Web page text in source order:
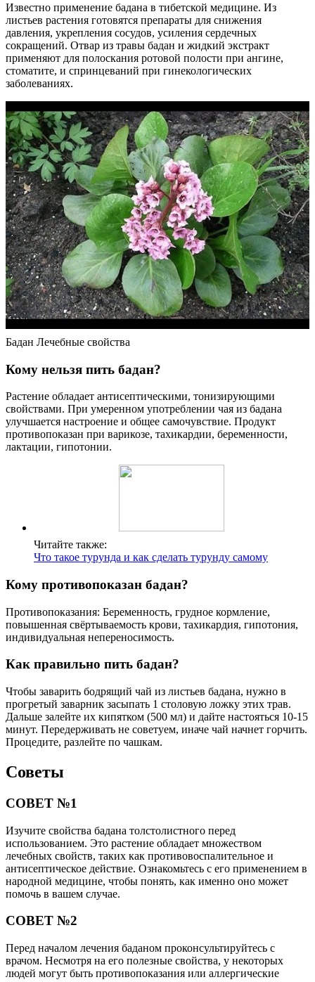
Известно применение бадана в тибетской медицине. Из
листьев растения готовятся препараты для снижения
давления, укрепления сосудов, усиления сердечных
сокращений. Отвар из травы бадан и жидкий экстракт
применяют для полоскания ротовой полости при ангине,
стоматите, и спринцеваний при гинекологических
заболеваниях.
Бадан Лечебные свойства
Кому нельзя пить бадан?
Растение обладает антисептическими, тонизирующими
свойствами. При умеренном употреблении чая из бадана
улучшается настроение и общее самочувствие. Продукт
противопоказан при варикозе, тахикардии, беременности,
лактации, гипотонии.
Читайте также:
Что такое турунда и как сделать турунду самому
Кому противопоказан бадан?
Противопоказания: Беременность, грудное кормление,
повышенная свёртываемость крови, тахикардия, гипотония,
индивидуальная непереносимость.
Как правильно пить бадан?
Чтобы заварить бодрящий чай из листьев бадана, нужно в
прогретый заварник засыпать 1 столовую ложку этих трав.
Дальше залейте их кипятком (500 мл) и дайте настояться 10-15
минут. Передерживать не советуем, иначе чай начнет горчить.
Процедите, разлейте по чашкам.
Советы
СОВЕТ №1
Изучите свойства бадана толстолистного перед
использованием. Это растение обладает множеством
лечебных свойств, таких как противовоспалительное и
антисептическое действие. Ознакомьтесь с его применением в
народной медицине, чтобы понять, как именно оно может
помочь в вашем случае.
СОВЕТ №2
Перед началом лечения баданом проконсультируйтесь с
врачом. Несмотря на его полезные свойства, у некоторых
людей могут быть противопоказания или аллергические